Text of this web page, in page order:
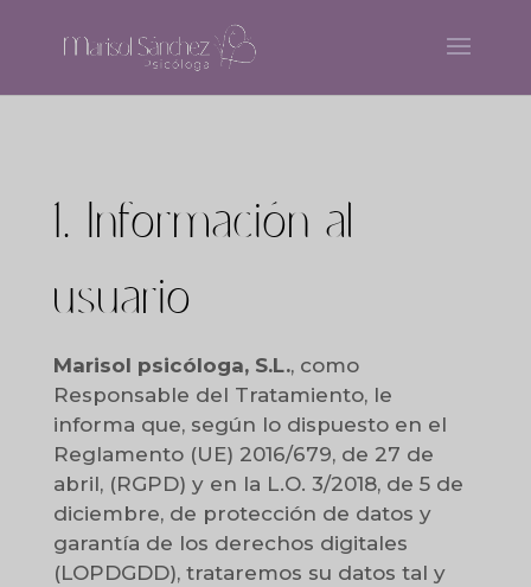
1. Información al
usuario
Marisol psicóloga, S.L., como
Responsable del Tratamiento, le
informa que, según lo dispuesto en el
Reglamento (UE) 2016/679, de 27 de
abril, (RGPD) y en la L.O. 3/2018, de 5 de
diciembre, de protección de datos y
garantía de los derechos digitales
(LOPDGDD), trataremos su datos tal y